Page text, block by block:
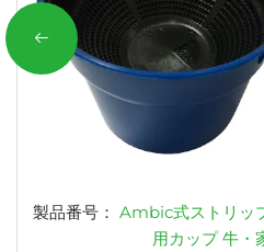
製品番号： Ambic式ストリッ
用カップ 牛・